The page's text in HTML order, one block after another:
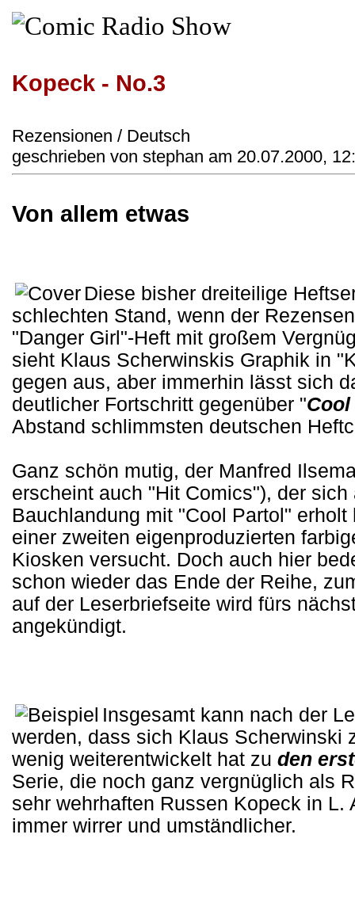
Kopeck - No.3
Rezensionen / Deutsch
geschrieben von stephan am 20.07.2000,
Von allem etwas
Diese bisher dreiteilige
schlechten Stand, wenn der
"Danger Girl"-Heft mit großem
sieht Klaus Scherwinskis Graphik in
gegen aus, aber immerhin lässt sich
deutlicher Fortschritt gegenüber "
Abstand schlimmsten deutschen
Ganz schön mutig, der Manfred
erscheint auch "Hit Comics"), der
Bauchlandung mit "Cool Partol"
einer zweiten eigenproduzierten
Kiosken versucht. Doch auch hier
schon wieder das Ende der Reihe,
auf der Leserbriefseite wird fürs
angekündigt.
Insgesamt kann nach der
werden, dass sich Klaus Scherwinski
wenig weiterentwickelt hat zu den
Serie, die noch ganz vergnüglich als
sehr wehrhaften Russen Kopeck in L.
immer wirrer und umständlicher.